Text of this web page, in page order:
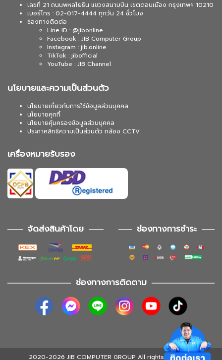
เลขที่ 21 ถนนพหลโยธิน แขวงสนามบิน เขตดอนเมือง กรุงเทพฯ 10210
เบอร์โทร : 02-017-4444 ทุกวัน 24 ชั่วโมง
ช่องทางติดต่อ
Line ID : @jibonline
Facebook : JIB Computer Group
Instagram : jib.online
TikTok : jibofficial
YouTube : JIB Channel
นโยบายและความเป็นส่วนตัว
นโยบายเกี่ยวกับการใช้ข้อมูลส่วนบุคคล
นโยบายคุกกี้
นโยบายคุ้มครองข้อมูลส่วนบุคคล
ประกาศสิทธิความเป็นส่วนตัว กล้อง CCTV
เครื่องหมายรับรอง
จัดส่งสินค้าโดย ช่องทางการชำระ
ช่องทางการติดตาม
2020-2026 JIB COMPUTER GROUP All rights reserved